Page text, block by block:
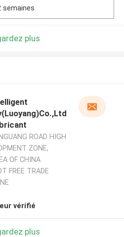
semaines
plus
ROAD HIGH
ZONE,
OF CHINA
FREE TRADE
vérifié
plus